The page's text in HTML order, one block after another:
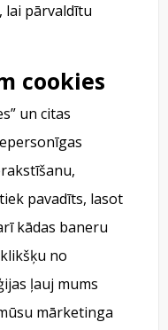
lai pārvaldītu
cookies
un citas
pavadīts, lasot
kādas baneru
no
ļauj mums
mārketinga